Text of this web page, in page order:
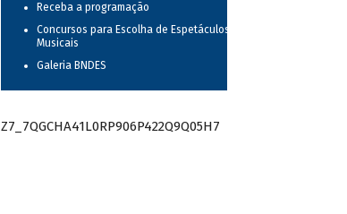
Receba a programação
Concursos para Escolha de Espetáculos
Musicais
Galeria BNDES
Z7_7QGCHA41L0RP906P422Q9Q05H7